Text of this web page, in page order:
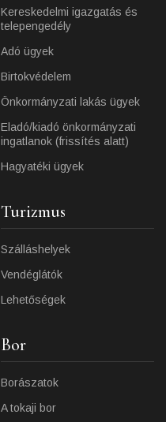
Kereskedelmi igazgatás és
telepengedély
Adó ügyek
Birtokvédelem
Önkormányzati lakás ügyek
Eladó/kiadó önkormányzati
ingatlanok (frissítés alatt)
Hagyatéki ügyek
Turizmus
Szálláshelyek
Vendéglátók
Lehetőségek
Bor
Borászatok
A tokaji bor